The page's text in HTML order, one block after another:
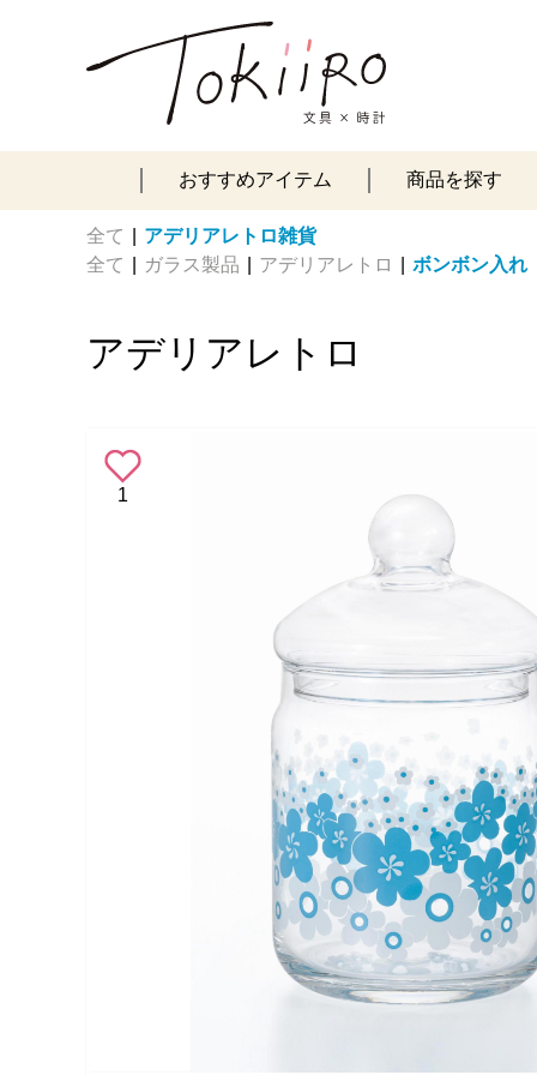
おすすめアイテム 商品を探す
全て
アデリアレトロ雑貨
全て
ガラス製品 アデリアレトロ ボンボン入れ
アデリアレトロ
1